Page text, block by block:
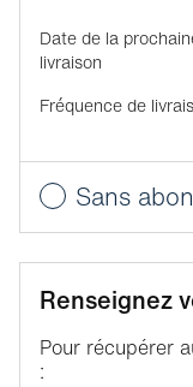
Date de la
livraison
Fréquence de
Sans
Renseignez
Pour récupérer
: